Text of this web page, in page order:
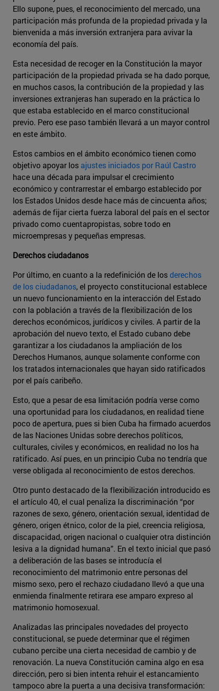
Ello supone, pues, el reconocimiento del mercado, una
participación más profunda de la propiedad privada y la
bienvenida a más inversión extranjera para avivar la
economía del país.
Esta necesidad de recoger en la Constitución la mayor
participación de la propiedad privada se ha dado porque,
en muchos casos, la contribución de la propiedad y las
inversiones extranjeras han superado en la práctica lo
que estaba establecido en el marco constitucional
previo. Pero ese paso también llevará a un mayor control
en este ámbito.
Estos cambios en el ámbito económico tienen como
objetivo apoyar los ajustes iniciados por Raúl Castro
hace una década para impulsar el crecimiento
económico y contrarrestar el embargo establecido por
los Estados Unidos desde hace más de cincuenta años;
además de fijar cierta fuerza laboral del país en el sector
privado como cuentapropistas, sobre todo en
microempresas y pequeñas empresas.
Derechos ciudadanos
Por último, en cuanto a la redefinición de losderechos
de los ciudadanos, el proyecto constitucional establece
un nuevo funcionamiento en la interacción del Estado
con la población a través de la flexibilización de los
derechos económicos, jurídicos y civiles. A partir de la
aprobación del nuevo texto, el Estado cubano debe
garantizar a los ciudadanos la ampliación de los
Derechos Humanos, aunque solamente conforme con
los tratados internacionales que hayan sido ratificados
por el país caribeño.
Esto, que a pesar de esa limitación podría verse como
una oportunidad para los ciudadanos, en realidad tiene
poco de apertura, pues si bien Cuba ha firmado acuerdos
de las Naciones Unidas sobre derechos políticos,
culturales, civiles y económicos, en realidad no los ha
ratificado. Así pues, en un principio Cuba no tendría que
verse obligada al reconocimiento de estos derechos.
Otro punto destacado de la flexibilización introducido es
el artículo 40, el cual penaliza la discriminación “por
razones de sexo, género, orientación sexual, identidad de
género, origen étnico, color de la piel, creencia religiosa,
discapacidad, origen nacional o cualquier otra distinción
lesiva a la dignidad humana”. En el texto inicial que pasó
a deliberación de las bases se introducía el
reconocimiento del matrimonio entre personas del
mismo sexo, pero el rechazo ciudadano llevó a que una
enmienda finalmente retirara ese amparo expreso al
matrimonio homosexual.
Analizadas las principales novedades del proyecto
constitucional, se puede determinar que el régimen
cubano percibe una cierta necesidad de cambio y de
renovación. La nueva Constitución camina algo en esa
dirección, pero si bien intenta rehuir el estancamiento
tampoco abre la puerta a una decisiva transformación: